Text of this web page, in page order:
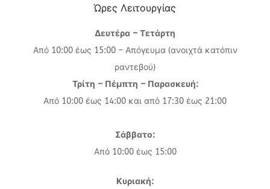
Ώρες Λειτουργίας
Δευτέρα – Τετάρτη
Από 10:00 έως 15:00 – Απόγευμα (ανοιχτά κατόπιν
ραντεβού)
Τρίτη – Πέμπτη – Παρασκευή:
Από 10:00 έως 14:00 και από 17:30 έως 21:00
Σάββατο:
Από 10:00 έως 15:00
Κυριακή: